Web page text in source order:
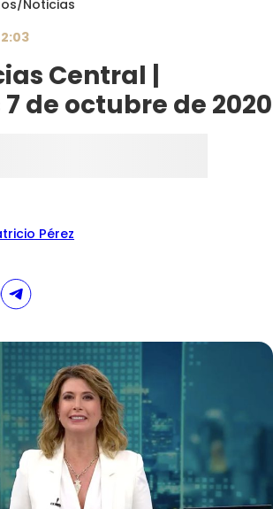
/Noticias
Central |
de octubre de 2020
Pérez